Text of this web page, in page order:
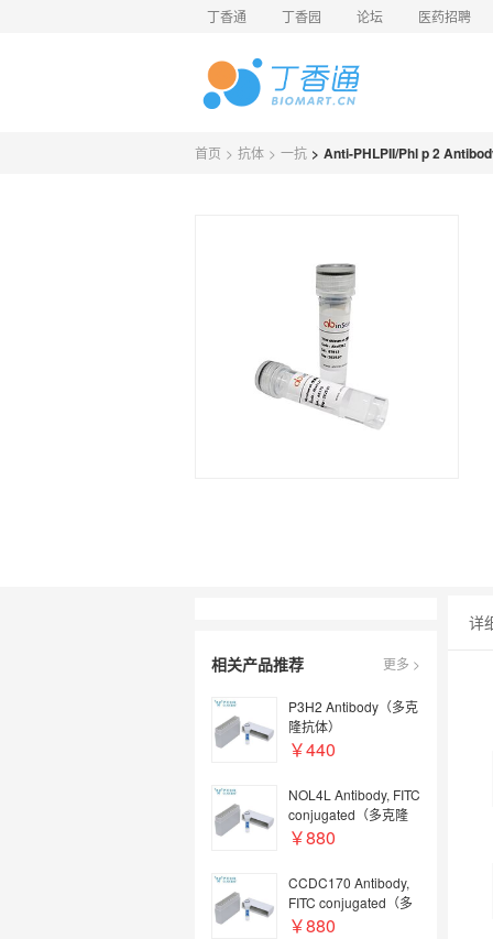
丁香通 丁香园 论坛 医药招聘
首页 > 抗体 > 一抗 > Anti-PHLPII/Phl p 2
相关产品推荐 更多 >
P3H2 Antibody（多克
隆抗体）
￥440
NOL4L Antibody, FITC
conjugated（多克隆
抗体；FITC偶联）
￥880
CCDC170 Antibody,
FITC conjugated（多
克隆抗体；FITC偶
￥880
详